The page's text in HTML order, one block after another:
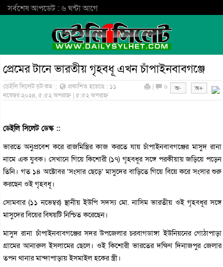
সর্বশেষ আপডেট : ৬ ঘন্টা আগে
প্রেমের টানে ভারতীয় গৃহবধূ এখন চাঁপাইনবাবগঞ্জে
ডেইলি সিলেট ডট কম ::
প্রকাশিত হয়েছে : ১১
নভেম্বর ২০২৪, ৫:৫২ অপরাহ্ন | ৫:৫২ অপরাহ্ন
| ০
ডেইলি সিলেট ডেস্ক ::
ভারতে অনুপ্রবেশ করে রাজমিস্ত্রির কাজ করতে যায় চাঁপাইনবাবগঞ্জের মাসুদ রানা
নামে এক যুবক। সেখানে গিয়ে কিশোরী (১৭) গৃহবধূর সঙ্গে পরকীয়ায় জড়িয়ে পড়েন
তিনি। গত ১৪ অক্টোবর ‘সংসার ছেড়ে’ মাসুদের বাড়িতে গিয়ে বিয়ে করে সংসার শুরু
করছেন ওই গৃহবধূ।
সোমবার (১১ নভেম্বর) স্থানীয় ইউপি সদস্য মো. নাসিম ভারতীয় ওই গৃহবধূর সঙ্গে
মাসুদের বিয়ের বিষয়টি নিশ্চিত করেছেন।
মাসুদ রানা চাঁপাইনবাবগঞ্জের সদর উপজেলার চরবাগডাঙ্গা ইউনিয়নের গোঠাপাড়া
গ্রামের আনারুল ইসলামের ছেলে। ওই কিশোরী ভারতের দক্ষিণ দিনাজপুর জেলার
তপন থানার মান্দাপাড়ায় ইসমাইল হকের স্ত্রী।